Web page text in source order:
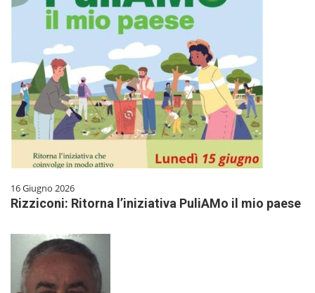
16 Giugno 2026
Rizziconi: Ritorna l’iniziativa PuliAMo il mio paese